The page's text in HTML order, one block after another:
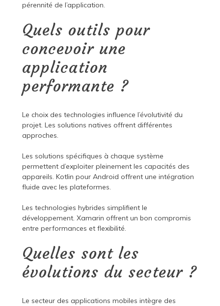
pérennité de l’application.
Quels outils pour
concevoir une
application
performante ?
Le choix des technologies influence l’évolutivité du
projet. Les solutions natives offrent différentes
approches.
Les solutions spécifiques à chaque système
permettent d’exploiter pleinement les capacités des
appareils. Kotlin pour Android offrent une intégration
fluide avec les plateformes.
Les technologies hybrides simplifient le
développement. Xamarin offrent un bon compromis
entre performances et flexibilité.
Quelles sont les
évolutions du secteur ?
Le secteur des applications mobiles intègre des